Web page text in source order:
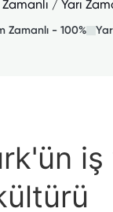
/ Yarı
Zamanlı - 100%
iş